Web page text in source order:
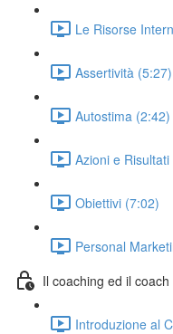
Le Risorse
Assertività (5:27)
Autostima (2:42)
Azioni e
Obiettivi (7:02)
Personal
Il coaching ed il coach
Introduzione al